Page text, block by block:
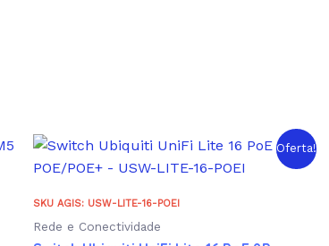
Oferta!
SKU AGIS: USW-LITE-16-POEI
Rede e Conectividade